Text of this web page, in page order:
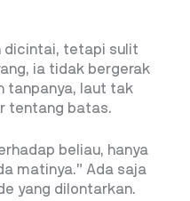
dicintai, tetapi sulit
ia tidak bergerak
tanpanya, laut tak
tentang batas.
beliau, hanya
matinya.” Ada saja
yang dilontarkan.